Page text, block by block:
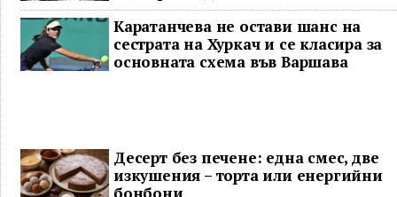
Каратанчева не остави шанс на
сестрата на Хуркач и се класира за
основната схема във Варшава
Десерт без печене: една смес, две
изкушения – торта или енергийни